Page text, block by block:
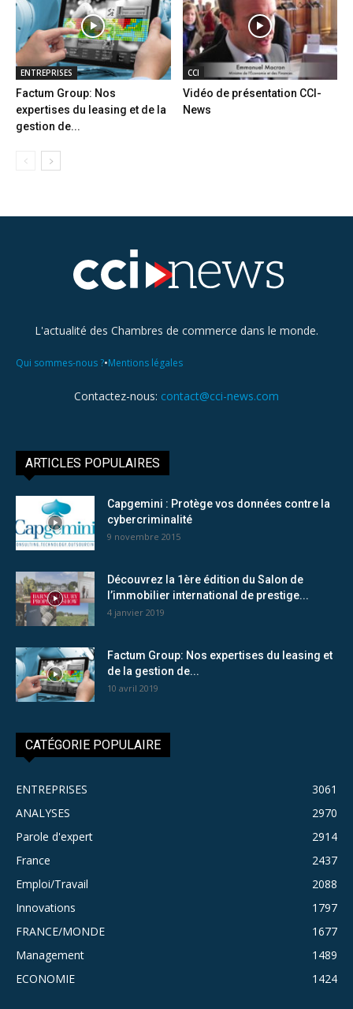
ENTREPRISES
Factum Group: Nos
expertises du leasing et de la
gestion de...
CCI
Vidéo de présentation CCI-
News
L'actualité des Chambres de commerce dans le monde.
Qui sommes-nous ?•Mentions légales
Contactez-nous: contact@cci-news.com
ARTICLES POPULAIRES
Capgemini : Protège vos données contre la
cybercriminalité
9 novembre 2015
Découvrez la 1ère édition du Salon de
l’immobilier international de prestige...
4 janvier 2019
Factum Group: Nos expertises du leasing et
de la gestion de...
10 avril 2019
CATÉGORIE POPULAIRE
ENTREPRISES
3061
ANALYSES
2970
Parole d'expert
2914
France
2437
Emploi/Travail
2088
Innovations
1797
FRANCE/MONDE
1677
Management
1489
ECONOMIE
1424